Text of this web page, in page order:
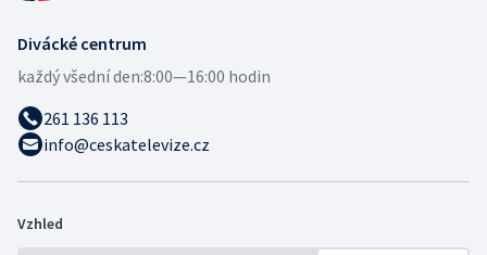
Divácké centrum
každý všední den:8:00—16:00 hodin
261 136 113
info@ceskatelevize.cz
Vzhled